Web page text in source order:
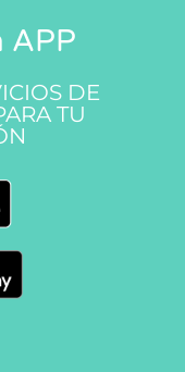
APP
DE
TU